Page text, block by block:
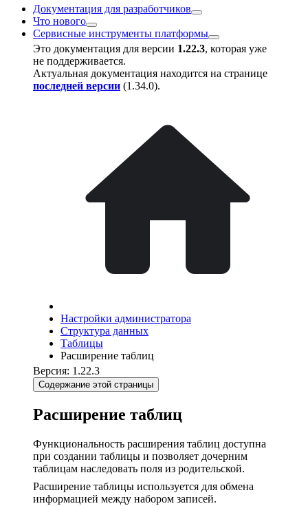
Документация для разработчиков
Что нового
Сервисные инструменты платформы
Это документация для версии 1.22.3, которая уже
не поддерживается.
Актуальная документация находится на странице
последней версии (1.34.0).
Настройки администратора
Структура данных
Таблицы
Расширение таблиц
Версия: 1.22.3
Содержание этой страницы
Расширение таблиц
Функциональность расширения таблиц доступна
при создании таблицы и позволяет дочерним
таблицам наследовать поля из родительской.
Расширение таблицы используется для обмена
информацией между набором записей.